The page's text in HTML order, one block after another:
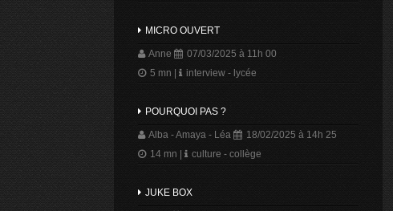
MICRO OUVERT
Anne
07/03/2025 à 11h 00
5 mn
interview - lycée
POURQUOI PAS ?
Alba - Amaya - Léa
18/02/2025 à 14h 25
14 mn
culture - collège
JUKE BOX